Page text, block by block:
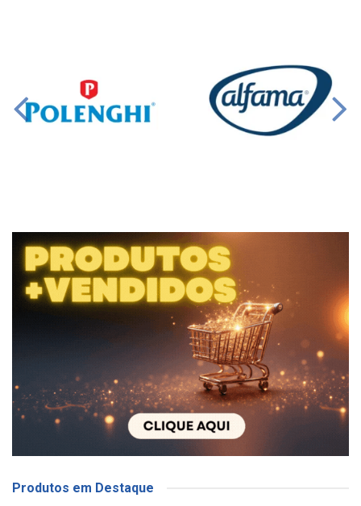
Produtos em Destaque